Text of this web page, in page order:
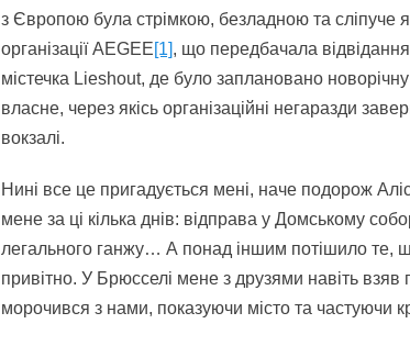
з Європою була стрімкою, безладною та сліпуче
організації AEGEE[1], що передбачала
містечка Lieshout, де було заплановано
власне, через якісь організаційні негаразди
вокзалі.
Нині все це пригадується мені, наче подорож
мене за ці кілька днів: відправа у Домському
легального ганжу… А понад іншим потішило те,
привітно. У Брюсселі мене з друзями навіть взяв
морочився з нами, показуючи місто та частуючи